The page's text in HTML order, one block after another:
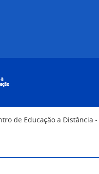
de Educação a Distância -